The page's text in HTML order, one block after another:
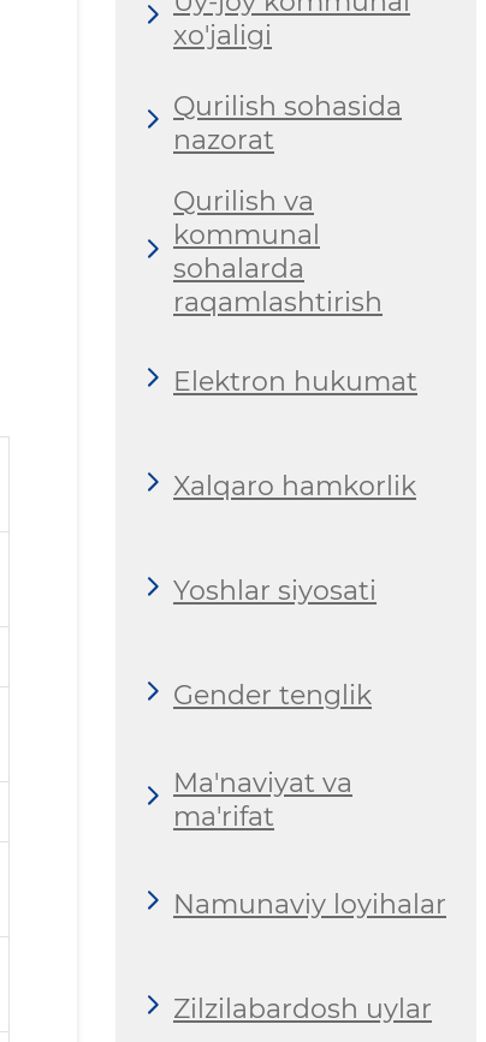
xo'jaligi
Qurilish sohasida
nazorat
Qurilish va
kommunal
sohalarda
raqamlashtirish
Elektron hukumat
Xalqaro hamkorlik
Yoshlar siyosati
Gender tenglik
Ma'naviyat va
ma'rifat
Namunaviy loyihalar
Zilzilabardosh uylar